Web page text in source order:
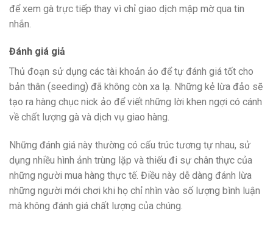
để xem gà trực tiếp thay vì chỉ giao dịch mập mờ qua tin
nhắn.
Đánh giá giả
Thủ đoạn sử dụng các tài khoản ảo để tự đánh giá tốt cho
bản thân (seeding) đã không còn xa lạ. Những kẻ lừa đảo sẽ
tạo ra hàng chục nick ảo để viết những lời khen ngợi có cánh
về chất lượng gà và dịch vụ giao hàng.
Những đánh giá này thường có cấu trúc tương tự nhau, sử
dụng nhiều hình ảnh trùng lặp và thiếu đi sự chân thực của
những người mua hàng thực tế. Điều này dễ dàng đánh lừa
những người mới chơi khi họ chỉ nhìn vào số lượng bình luận
mà không đánh giá chất lượng của chúng.